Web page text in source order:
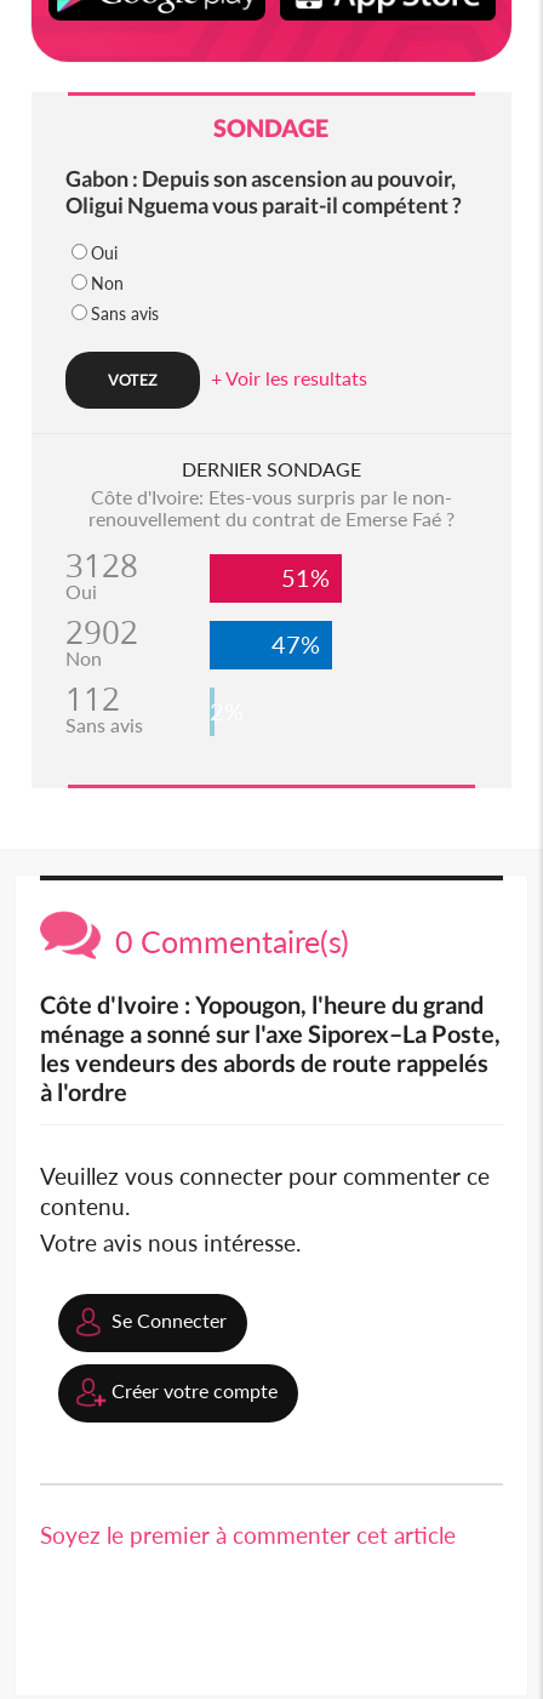
SONDAGE
Gabon : Depuis son ascension au pouvoir,
Oligui Nguema vous parait-il compétent ?
Oui
Non
Sans avis
+ Voir les resultats
DERNIER SONDAGE
Côte d'Ivoire: Etes-vous surpris par le non-
renouvellement du contrat de Emerse Faé ?
3128
Oui 51%
2902
Non 47%
112
Sans avis 2%
0 Commentaire(s)
Côte d'Ivoire : Yopougon, l'heure du grand
ménage a sonné sur l'axe Siporex–La Poste,
les vendeurs des abords de route rappelés
à l'ordre
Veuillez vous connecter pour commenter ce
contenu.
Votre avis nous intéresse.
Se Connecter
Créer votre compte
Soyez le premier à commenter cet article